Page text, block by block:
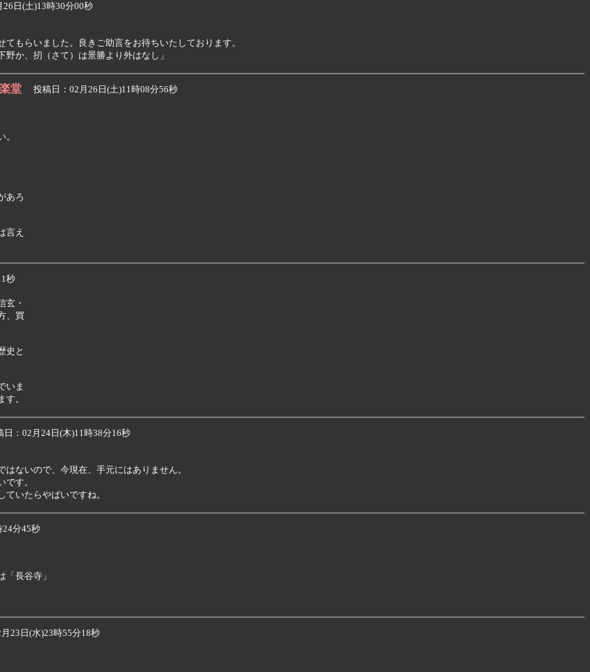
日(土)13時30分00秒
もらいました。良きご助言をお待ちいたしております。
堂 投稿日：02月26日(土)11時08分56秒
あろ
言え
秒
玄・
、買
史と
いま
：02月24日(木)11時38分16秒
ないので、今現在、手元にはありません。
す。
いたらやばいですね。
分45秒
長谷寺」
23日(水)23時55分18秒